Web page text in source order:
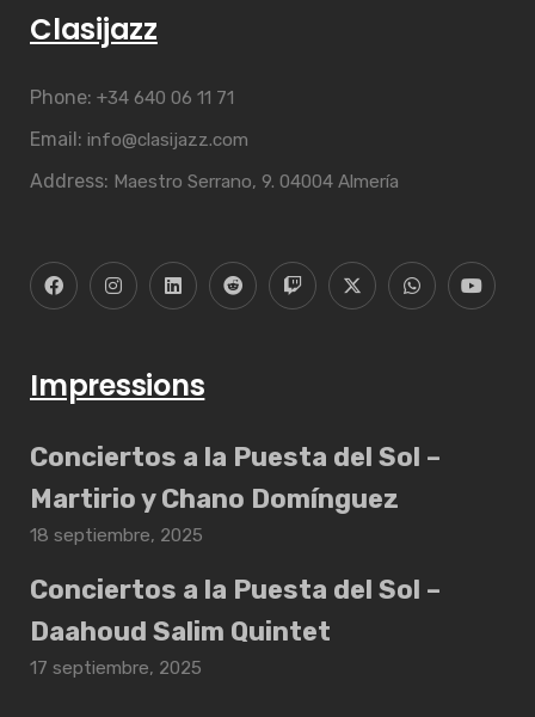
Clasijazz
Phone: +34 640 06 11 71
Email: info@clasijazz.com
Address: Maestro Serrano, 9. 04004 Almería
Impressions
Conciertos a la Puesta del Sol –
Martirio y Chano Domínguez
18 septiembre, 2025
Conciertos a la Puesta del Sol –
Daahoud Salim Quintet
17 septiembre, 2025